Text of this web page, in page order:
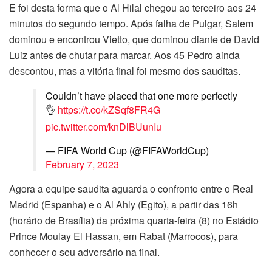
E foi desta forma que o Al Hilal chegou ao terceiro aos 24
minutos do segundo tempo. Após falha de Pulgar, Salem
dominou e encontrou Vietto, que dominou diante de David
Luiz antes de chutar para marcar. Aos 45 Pedro ainda
descontou, mas a vitória final foi mesmo dos sauditas.
Couldn’t have placed that one more perfectly
👌 https://t.co/kZSqf8FR4G
pic.twitter.com/knDlBUunIu
— FIFA World Cup (@FIFAWorldCup)
February 7, 2023
Agora a equipe saudita aguarda o confronto entre o Real
Madrid (Espanha) e o Al Ahly (Egito), a partir das 16h
(horário de Brasília) da próxima quarta-feira (8) no Estádio
Prince Moulay El Hassan, em Rabat (Marrocos), para
conhecer o seu adversário na final.